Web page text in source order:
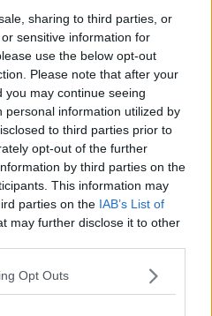
sharing to third parties, or
sensitive information for
use the below opt-out
Please note that after your
may continue seeing
personal information utilized by
to third parties prior to
opt-out of the further
by third parties on the
This information may
parties on the IAB’s List of
may further disclose it to other
Opt Outs
di riprendersi spazi di
di scoperta, di responsabilità,
impone, ma con creatività
a micro gruppi TUTTI gli spazi
musei, oratori, parchi pubblici,
a chi nei mesi di isolamento e
delle giuste distanze ha sofferto
di apprendimento, con
affettivi.
in esperienze di animazione,